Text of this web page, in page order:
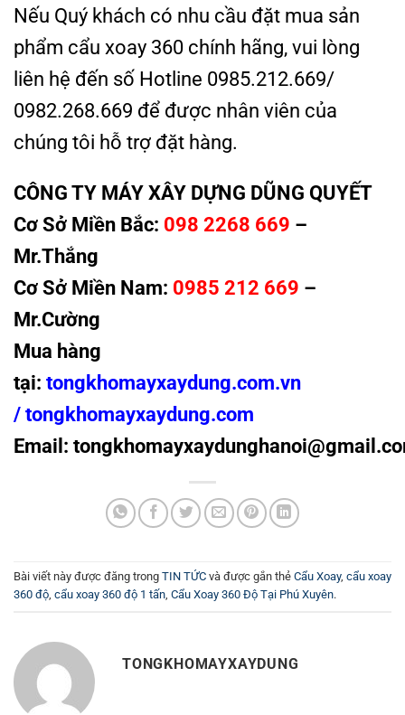
Nếu Quý khách có nhu cầu đặt mua sản
phẩm cẩu xoay 360 chính hãng, vui lòng
liên hệ đến số Hotline 0985.212.669/
0982.268.669 để được nhân viên của
chúng tôi hỗ trợ đặt hàng.
CÔNG TY MÁY XÂY DỰNG DŨNG QUYẾT
Cơ Sở Miền Bắc: 098 2268 669 –
Mr.Thắng
Cơ Sở Miền Nam: 0985 212 669 –
Mr.Cường
Mua hàng
tại: tongkhomayxaydung.com.vn
/tongkhomayxaydung.com
Email:
Bài viết này được đăng trong TIN TỨC và được gắn thẻ Cẩu Xoay, cẩu xoay
360 độ, cẩu xoay 360 độ 1 tấn, Cẩu Xoay 360 Độ Tại Phú Xuyên.
TONGKHOMAYXAYDUNG